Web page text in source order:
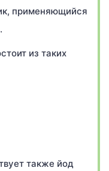
применяющийся
из таких
также йод